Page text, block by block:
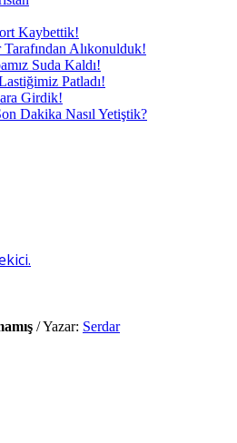
Kaybettik!
Alıkonulduk!
Suda Kaldı!
Patladı!
Girdik!
Dakika Nasıl Yetiştik?
/Yazar: Serdar